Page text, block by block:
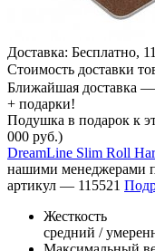
Доставка: Бесплатно,
Стоимость доставки
Ближайшая доставка —
+ подарки!
Подушка в подарок к
000 руб.)
DreamLine Slim Roll
нашими менеджерами
артикул — 115521
Жесткость
средний /